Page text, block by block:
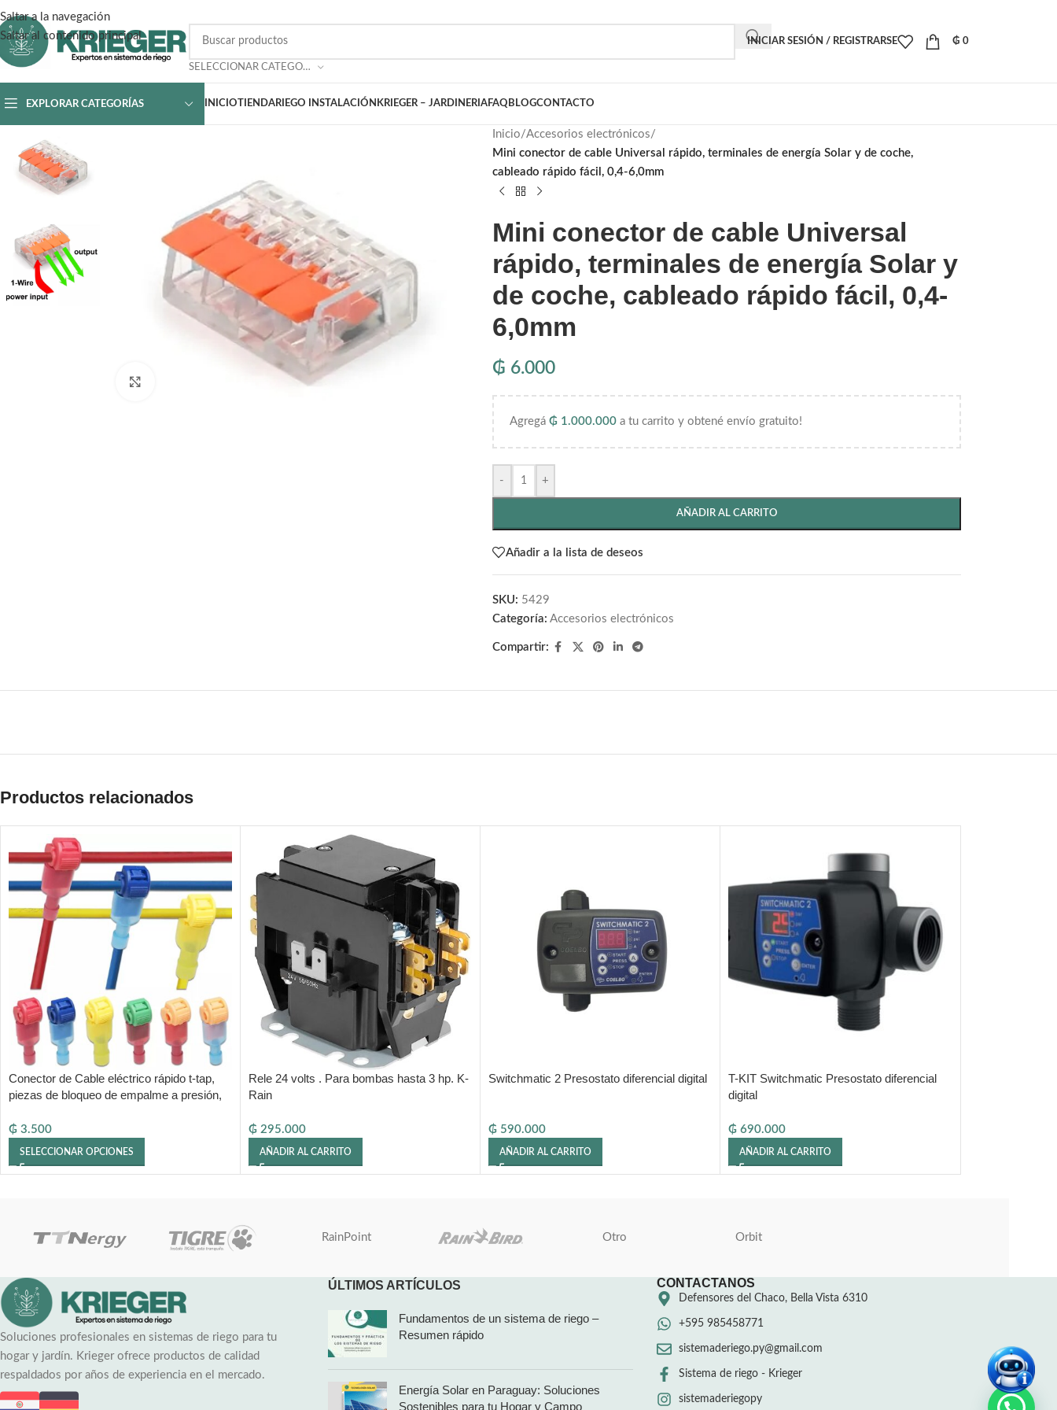
Saltar a la navegación
Saltar al contenido principal
SELECCIONAR CATEGORÍA
INICIAR SESIÓN / REGISTRARSE ₲ 0
EXPLORAR CATEGORÍAS INICIOTIENDARIEGO INSTALACIÓN KRIEGER – JARDINERIAFAQ BLOGCONTACTO
Inicio/Accesorios electrónicos/
Mini conector de cable Universal rápido, terminales de energía Solar y de coche,
cableado rápido fácil, 0,4-6,0mm
Mini conector de cable Universal
rápido, terminales de energía Solar y
de coche, cableado rápido fácil, 0,4-
6,0mm
₲ 6.000
Agregá ₲1.000.000a tu carrito y obtené envío gratuito!
- +
AÑADIR AL CARRITO
Añadir a la lista de deseos
SKU: 5429
Categoría: Accesorios electrónicos
Compartir:
Productos relacionados
Conector de Cable eléctrico rápido t-tap,
piezas de bloqueo de empalme a presión,
impermeable,
₲ 3.500
SELECCIONAR OPCIONES
Rele 24 volts . Para bombas hasta 3 hp. K-
Rain
₲ 295.000
AÑADIR AL CARRITO
Switchmatic 2 Presostato diferencial digital
₲ 590.000
AÑADIR AL CARRITO
T-KIT Switchmatic Presostato diferencial
digital
₲ 690.000
AÑADIR AL CARRITO
RainPoint Otro Orbit
Soluciones profesionales en sistemas de riego para tu
hogar y jardín. Krieger ofrece productos de calidad
respaldados por años de experiencia en el mercado.
ÚLTIMOS ARTÍCULOS
Fundamentos de un sistema de riego –
Resumen rápido
Energía Solar en Paraguay: Soluciones
Sostenibles para tu Hogar y Campo
CONTACTANOS
Defensores del Chaco, Bella Vista 6310
+595 985458771
sistemaderiego.py@gmail.com
Sistema de riego - Krieger
sistemaderiegopy